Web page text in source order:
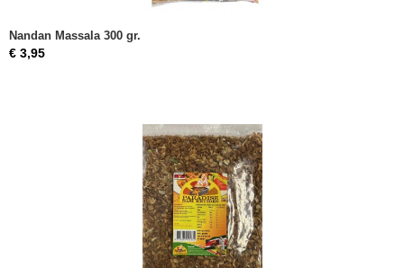
Nandan Massala 300 gr.
€ 3,95